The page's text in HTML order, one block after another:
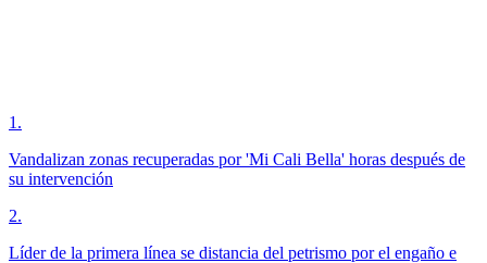
1 .
Vandalizan zonas recuperadas por 'Mi Cali Bella' horas después de
su intervención
2.
Líder de la primera línea se distancia del petrismo por el engaño e